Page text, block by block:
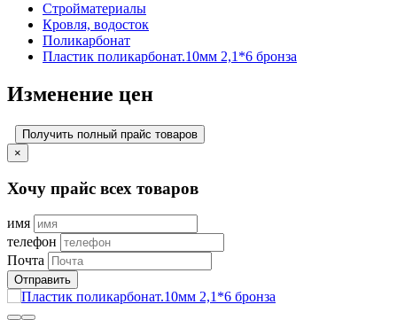
Стройматериалы
Кровля, водосток
Поликарбонат
Пластик поликарбонат.10мм 2,1*6 бронза
Изменение цен
Получить полный прайс товаров
×
Хочу прайс всех товаров
имя
телефон
Почта
Отправить